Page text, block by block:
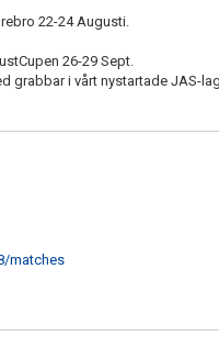
22-24 Augusti.
26-29 Sept.
grabbar i vårt nystartade JAS-
matches